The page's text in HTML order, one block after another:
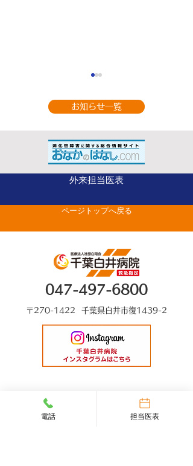
生がベストドクターズ
に選出されました
お知らせ一覧
外来担当医表
ページトップへ戻る
047-497-6800
〒270-1422 千葉県白井市復1439-2
電話 担当医表